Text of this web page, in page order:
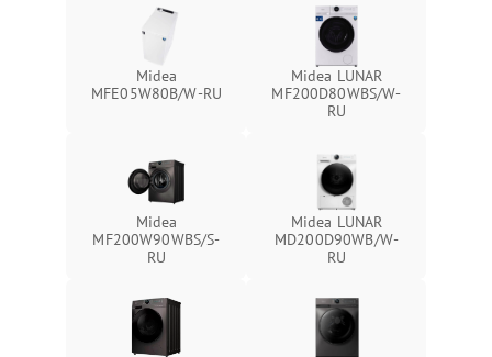
Midea
MFE05W80B/W-RU
Midea LUNAR
MF200D80WBS/W-
RU
Midea
MF200W90WBS/S-
RU
Midea LUNAR
MD200D90WB/W-
RU